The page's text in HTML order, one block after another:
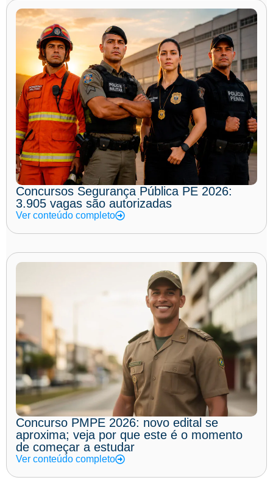
Concursos Segurança Pública PE 2026:
3.905 vagas são autorizadas
Ver conteúdo completo
Concurso PMPE 2026: novo edital se
aproxima; veja por que este é o momento
de começar a estudar
Ver conteúdo completo